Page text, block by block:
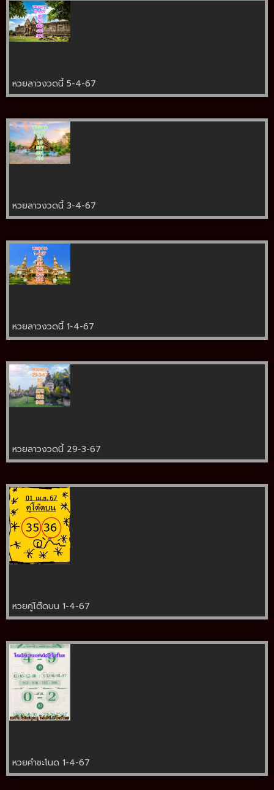
หวยลาวงวดนี้ 5-4-67
หวยลาวงวดนี้ 3-4-67
หวยลาวงวดนี้ 1-4-67
หวยลาวงวดนี้ 29-3-67
หวยคู่โต๊ดบน 1-4-67
หวยคำชะโนด 1-4-67